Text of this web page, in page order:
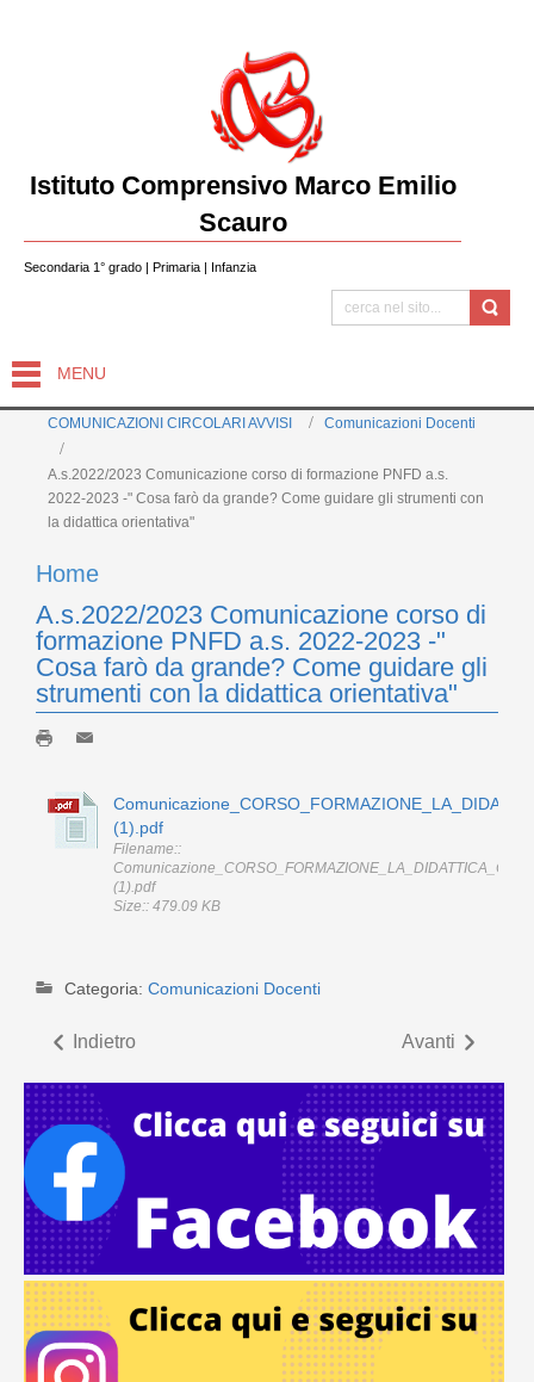
Istituto Comprensivo Marco Emilio
Scauro
Secondaria 1° grado | Primaria | Infanzia
MENU
COMUNICAZIONI CIRCOLARI AVVISI Comunicazioni Docenti
A.s.2022/2023 Comunicazione corso di formazione PNFD a.s.
2022-2023 -" Cosa farò da grande? Come guidare gli strumenti con
la didattica orientativa"
Home
A.s.2022/2023 Comunicazione corso di
formazione PNFD a.s. 2022-2023 -"
Cosa farò da grande? Come guidare gli
strumenti con la didattica orientativa"
(1).pdf
Filename::
(1).pdf
Size:: 479.09 KB
Categoria: Comunicazioni Docenti
Indietro Avanti